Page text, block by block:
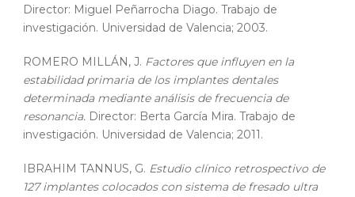
Director: Miguel Peñarrocha Diago. Trabajo de
investigación. Universidad de Valencia; 2003.
ROMERO MILLÁN, J. Factores que influyen en la
estabilidad primaria de los implantes dentales
determinada mediante análisis de frecuencia de
resonancia. Director: Berta García Mira. Trabajo de
investigación. Universidad de Valencia; 2011.
IBRAHIM TANNUS, G. Estudio clínico retrospectivo de
127 implantes colocados con sistema de fresado ultra